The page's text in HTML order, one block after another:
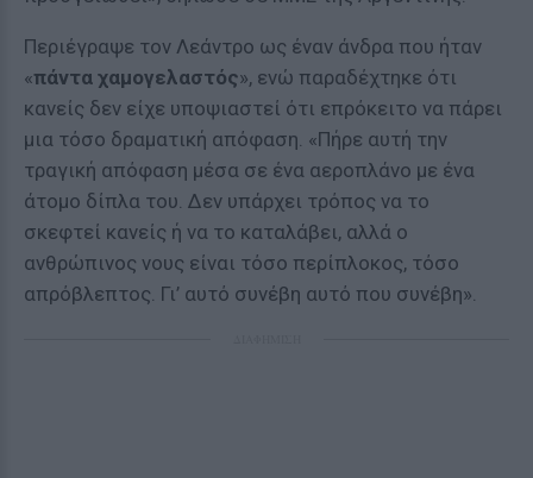
Περιέγραψε τον Λεάντρο ως έναν άνδρα που ήταν
«πάντα χαμογελαστός», ενώ παραδέχτηκε ότι
κανείς δεν είχε υποψιαστεί ότι επρόκειτο να πάρει
μια τόσο δραματική απόφαση. «Πήρε αυτή την
τραγική απόφαση μέσα σε ένα αεροπλάνο με ένα
άτομο δίπλα του. Δεν υπάρχει τρόπος να το
σκεφτεί κανείς ή να το καταλάβει, αλλά ο
ανθρώπινος νους είναι τόσο περίπλοκος, τόσο
απρόβλεπτος. Γι’ αυτό συνέβη αυτό που συνέβη».